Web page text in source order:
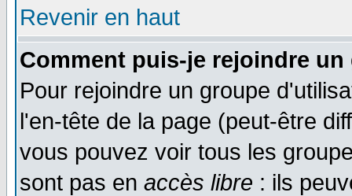
Revenir en haut
Comment puis-je rejoindre
Pour rejoindre un groupe
l'en-tête de la page (peut-être
vous pouvez voir tous les
sont pas en accès libre : ils